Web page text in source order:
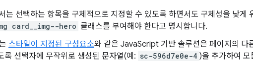
는 선택하는 항목을 구체적으로 지정할 수 있도록 하면서도 구체성을 낮게
card__img--hero 클래스를 부여해야 한다고 명시합니다.
스타일이 지정된 구성요소와 같은 JavaScript 기반 솔루션은 페이지의 다
록 선택자에 무작위로 생성된 문자열(예: sc-596d7e0e-4 )을 추가하여 모